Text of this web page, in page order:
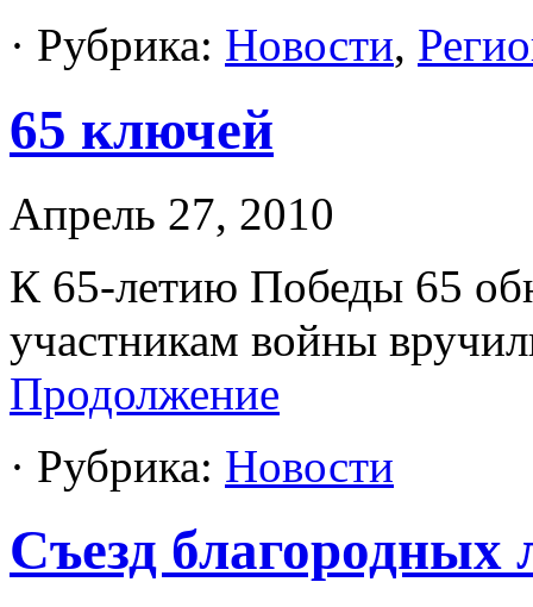
· Рубрика: Новости,
65 ключей
Апрель 27, 2010
К 65-летию Победы 65
участникам войны
Продолжение
· Рубрика: Новости
Съезд благородных